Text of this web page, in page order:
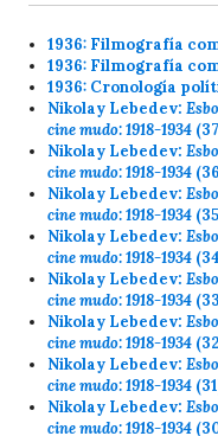
1936: Filmografía
1936: Filmografía
1936: Cronología
Nikolay Lebedev:
cine mudo: 1918-1934
Nikolay Lebedev:
cine mudo: 1918-1934
Nikolay Lebedev:
cine mudo: 1918-1934
Nikolay Lebedev:
cine mudo: 1918-1934
Nikolay Lebedev:
cine mudo: 1918-1934
Nikolay Lebedev:
cine mudo: 1918-1934
Nikolay Lebedev:
cine mudo: 1918-1934
Nikolay Lebedev:
cine mudo: 1918-1934